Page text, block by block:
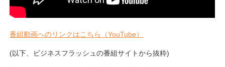
番組動画へのリンクはこちら（YouTube）
(以下、ビジネスフラッシュの番組サイトから抜粋)